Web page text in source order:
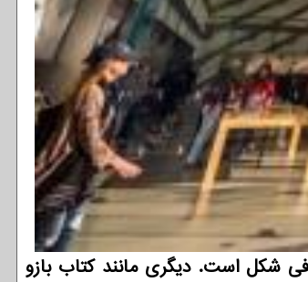
شکل است. دیگری مانند کتاب بازو